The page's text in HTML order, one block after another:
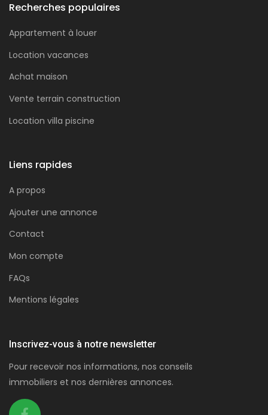
Recherches populaires
Appartement à louer
Location vacances
Achat maison
Vente terrain construction
Location villa piscine
Liens rapides
A propos
Ajouter une annonce
Contact
Mon compte
FAQs
Mentions légales
Inscrivez-vous à notre newsletter
Pour recevoir nos informations, nos conseils
immobiliers et nos dernières annonces.